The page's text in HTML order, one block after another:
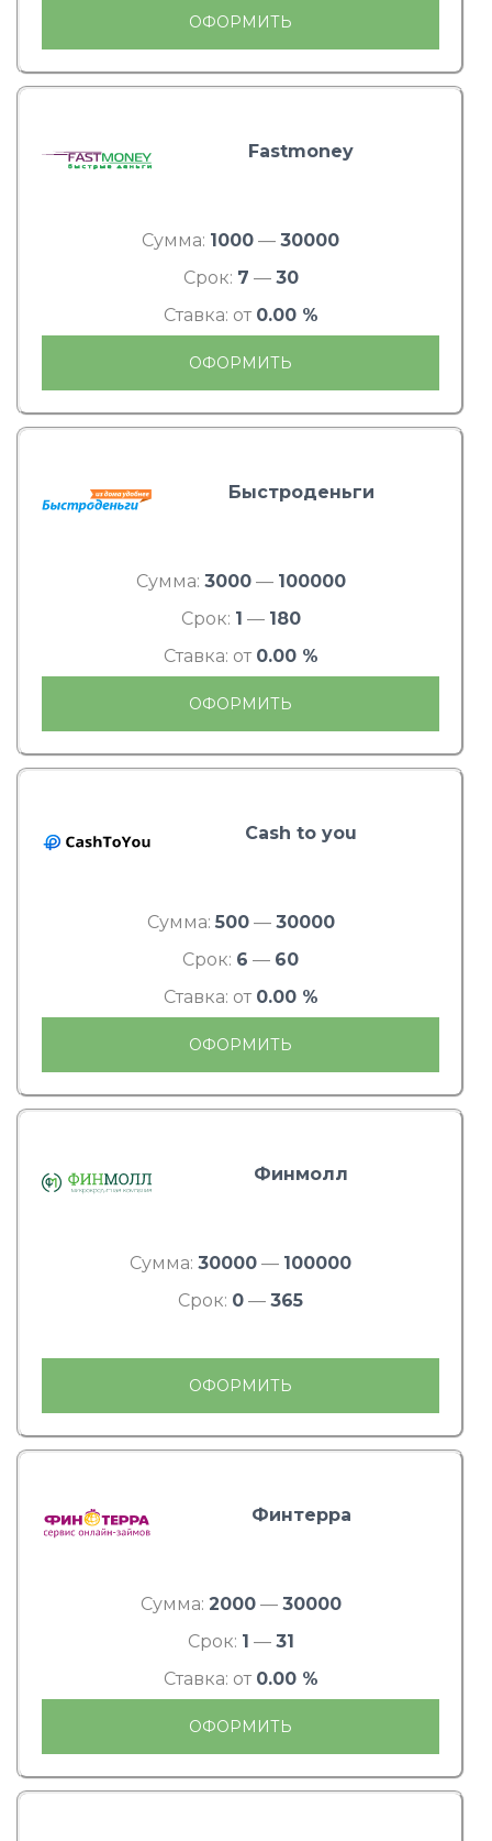
ОФОРМИТЬ
Fastmoney
Сумма: 1000 — 30000
Срок: 7 — 30
Ставка: от 0.00 %
ОФОРМИТЬ
Быстроденьги
Сумма: 3000— 100000
Срок: 1 — 180
Ставка: от 0.00 %
ОФОРМИТЬ
Cash to you
Сумма: 500— 30000
Срок: 6 — 60
Ставка: от 0.00 %
ОФОРМИТЬ
Финмолл
Сумма: 30000 — 100000
Срок: 0 — 365
ОФОРМИТЬ
Финтерра
Сумма: 2000— 30000
Срок: 1 — 31
Ставка: от 0.00 %
ОФОРМИТЬ